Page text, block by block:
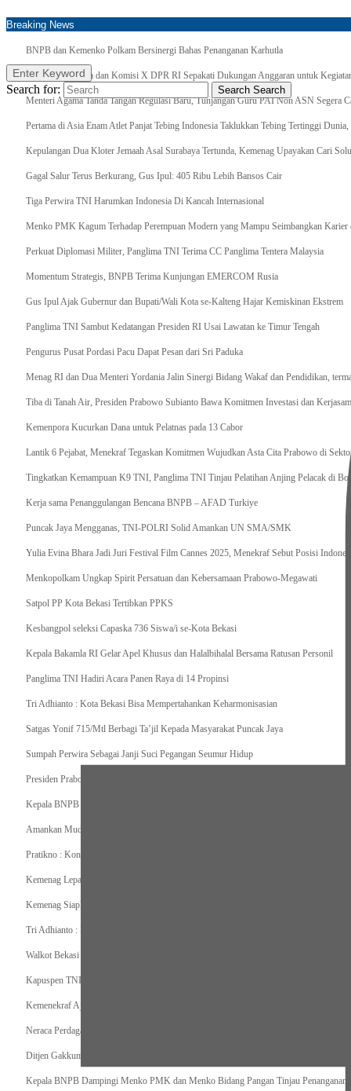
Breaking News
BNPB dan Kemenko Polkam Bersinergi Bahas Penanganan Karhutla
Raker Kemenpora dan Komisi X DPR RI Sepakati Dukungan Anggaran untuk
Menteri Agama Tanda Tangan Regulasi Baru, Tunjangan Guru PAI Non ASN Segera
Pertama di Asia Enam Atlet Panjat Tebing Indonesia Taklukkan Tebing Tertinggi
Kepulangan Dua Kloter Jemaah Asal Surabaya Tertunda, Kemenag Upayakan Cari
Gagal Salur Terus Berkurang, Gus Ipul: 405 Ribu Lebih Bansos Cair
Tiga Perwira TNI Harumkan Indonesia Di Kancah Internasional
Menko PMK Kagum Terhadap Perempuan Modern yang Mampu Seimbangkan Karier
Perkuat Diplomasi Militer, Panglima TNI Terima CC Panglima Tentera Malaysia
Momentum Strategis, BNPB Terima Kunjungan EMERCOM Rusia
Gus Ipul Ajak Gubernur dan Bupati/Wali Kota se-Kalteng Hajar Kemiskinan Ekstrem
Panglima TNI Sambut Kedatangan Presiden RI Usai Lawatan ke Timur Tengah
Pengurus Pusat Pordasi Pacu Dapat Pesan dari Sri Paduka
Menag RI dan Dua Menteri Yordania Jalin Sinergi Bidang Wakaf dan Pendidikan,
Tiba di Tanah Air, Presiden Prabowo Subianto Bawa Komitmen Investasi dan
Kemenpora Kucurkan Dana untuk Pelatnas pada 13 Cabor
Lantik 6 Pejabat, Menekraf Tegaskan Komitmen Wujudkan Asta Cita Prabowo di Sektor
Tingkatkan Kemampuan K9 TNI, Panglima TNI Tinjau Pelatihan Anjing Pelacak di
Kerja sama Penanggulangan Bencana BNPB – AFAD Turkiye
Puncak Jaya Mengganas, TNI-POLRI Solid Amankan UN SMA/SMK
Yulia Evina Bhara Jadi Juri Festival Film Cannes 2025, Menekraf Sebut Posisi
Menkopolkam Ungkap Spirit Persatuan dan Kebersamaan Prabowo-Megawati
Satpol PP Kota Bekasi Tertibkan PPKS
Kesbangpol seleksi Capaska 736 Siswa/i se-Kota Bekasi
Kepala Bakamla RI Gelar Apel Khusus dan Halalbihalal Bersama Ratusan Personil
Panglima TNI Hadiri Acara Panen Raya di 14 Propinsi
Tri Adhianto : Kota Bekasi Bisa Mempertahankan Keharmonisasian
Satgas Yonif 715/Mtl Berbagi Ta’jil Kepada Masyarakat Puncak Jaya
Sumpah Perwira Sebagai Janji Suci Pegangan Seumur Hidup
Presiden Prabowo Serahkan Zakat kepada BAZNAS di Istana Negara
Kepala BNPB Himbau Pemda Waspada Potensi Bencana Saat Lebaran
Amankan Mudik, Panglima TNI Kerahkan 66714 Personel Dan Alutsista
Pratikno : Kondisi Keamanan di Yahukimo Terkendali, Layanan Pendidikan dan
Kemenag Lepas Ratusan Peserta Program Mudik Gratis 1446 H/2025M
Kemenag Siapkan 6.180 Posko Masjid Ramah Mudik Lebaran 2025
Tri Adhianto : Barang Kadaluarsa Segera di Kembalikan
Walkot Bekasi Periksa Kesesuaian Takaran SPBU Saat Mudik Lebaran 2025
Kapuspen TNI : Media dan Pemangku Kepentingan Bersatu Wujudkan Mudik Aman
Kemenekraf Ajak Kabinet Merah Putih Nobar Film Animasi Jumbo
Neraca Perdagangan Indonesia Surplus 58 Bulan Berturut-turut
Ditjen Gakkum Gagalkan Penyelundupan 94 Spesimen TSL, Dua Pelaku Dijadikan
Kepala BNPB Dampingi Menko PMK dan Menko Bidang Pangan Tinjau Penanganan
Enter Keyword
Search for: Search Search